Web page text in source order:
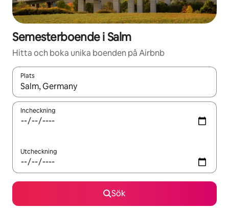
Semesterboende i Salm
Hitta och boka unika boenden på Airbnb
Plats
När resultaten är tillgängliga kan du navigera med upp- och
Incheckning
Utcheckning
Sök